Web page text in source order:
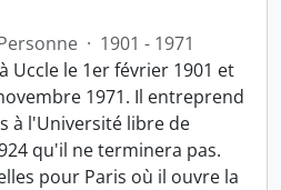
· 1901 - 1971
Uccle le 1er février 1901 et
1971. Il entreprend
à l'Université libre de
qu'il ne terminera pas.
pour Paris où il ouvre la